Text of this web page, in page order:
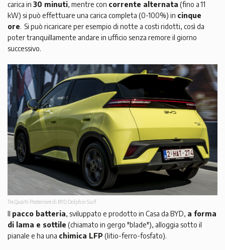
carica in 30 minuti, mentre con corrente alternata (fino a 11
kW) si può effettuare una carica completa (0-100%) in cinque
ore. Si può ricaricare per esempio di notte a costi ridotti, così da
poter tranquillamente andare in ufficio senza remore il giorno
successivo.
Tre Quarti Posteriore di BYD Dolphin Surf
Il pacco batteria, sviluppato e prodotto in Casa da BYD, a forma
di lama e sottile (chiamato in gergo "blade"), alloggia sotto il
pianale e ha una chimica LFP (litio-ferro-fosfato).